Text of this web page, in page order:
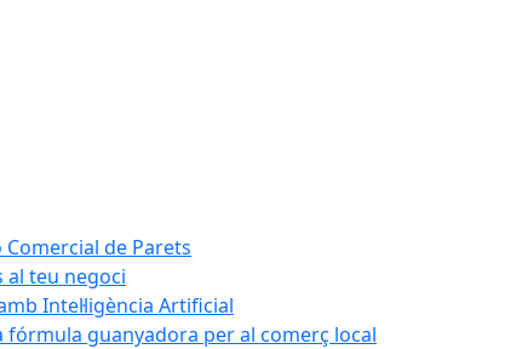
de Parets
al teu negoci
Intel·ligència Artificial
fórmula guanyadora per al comerç local